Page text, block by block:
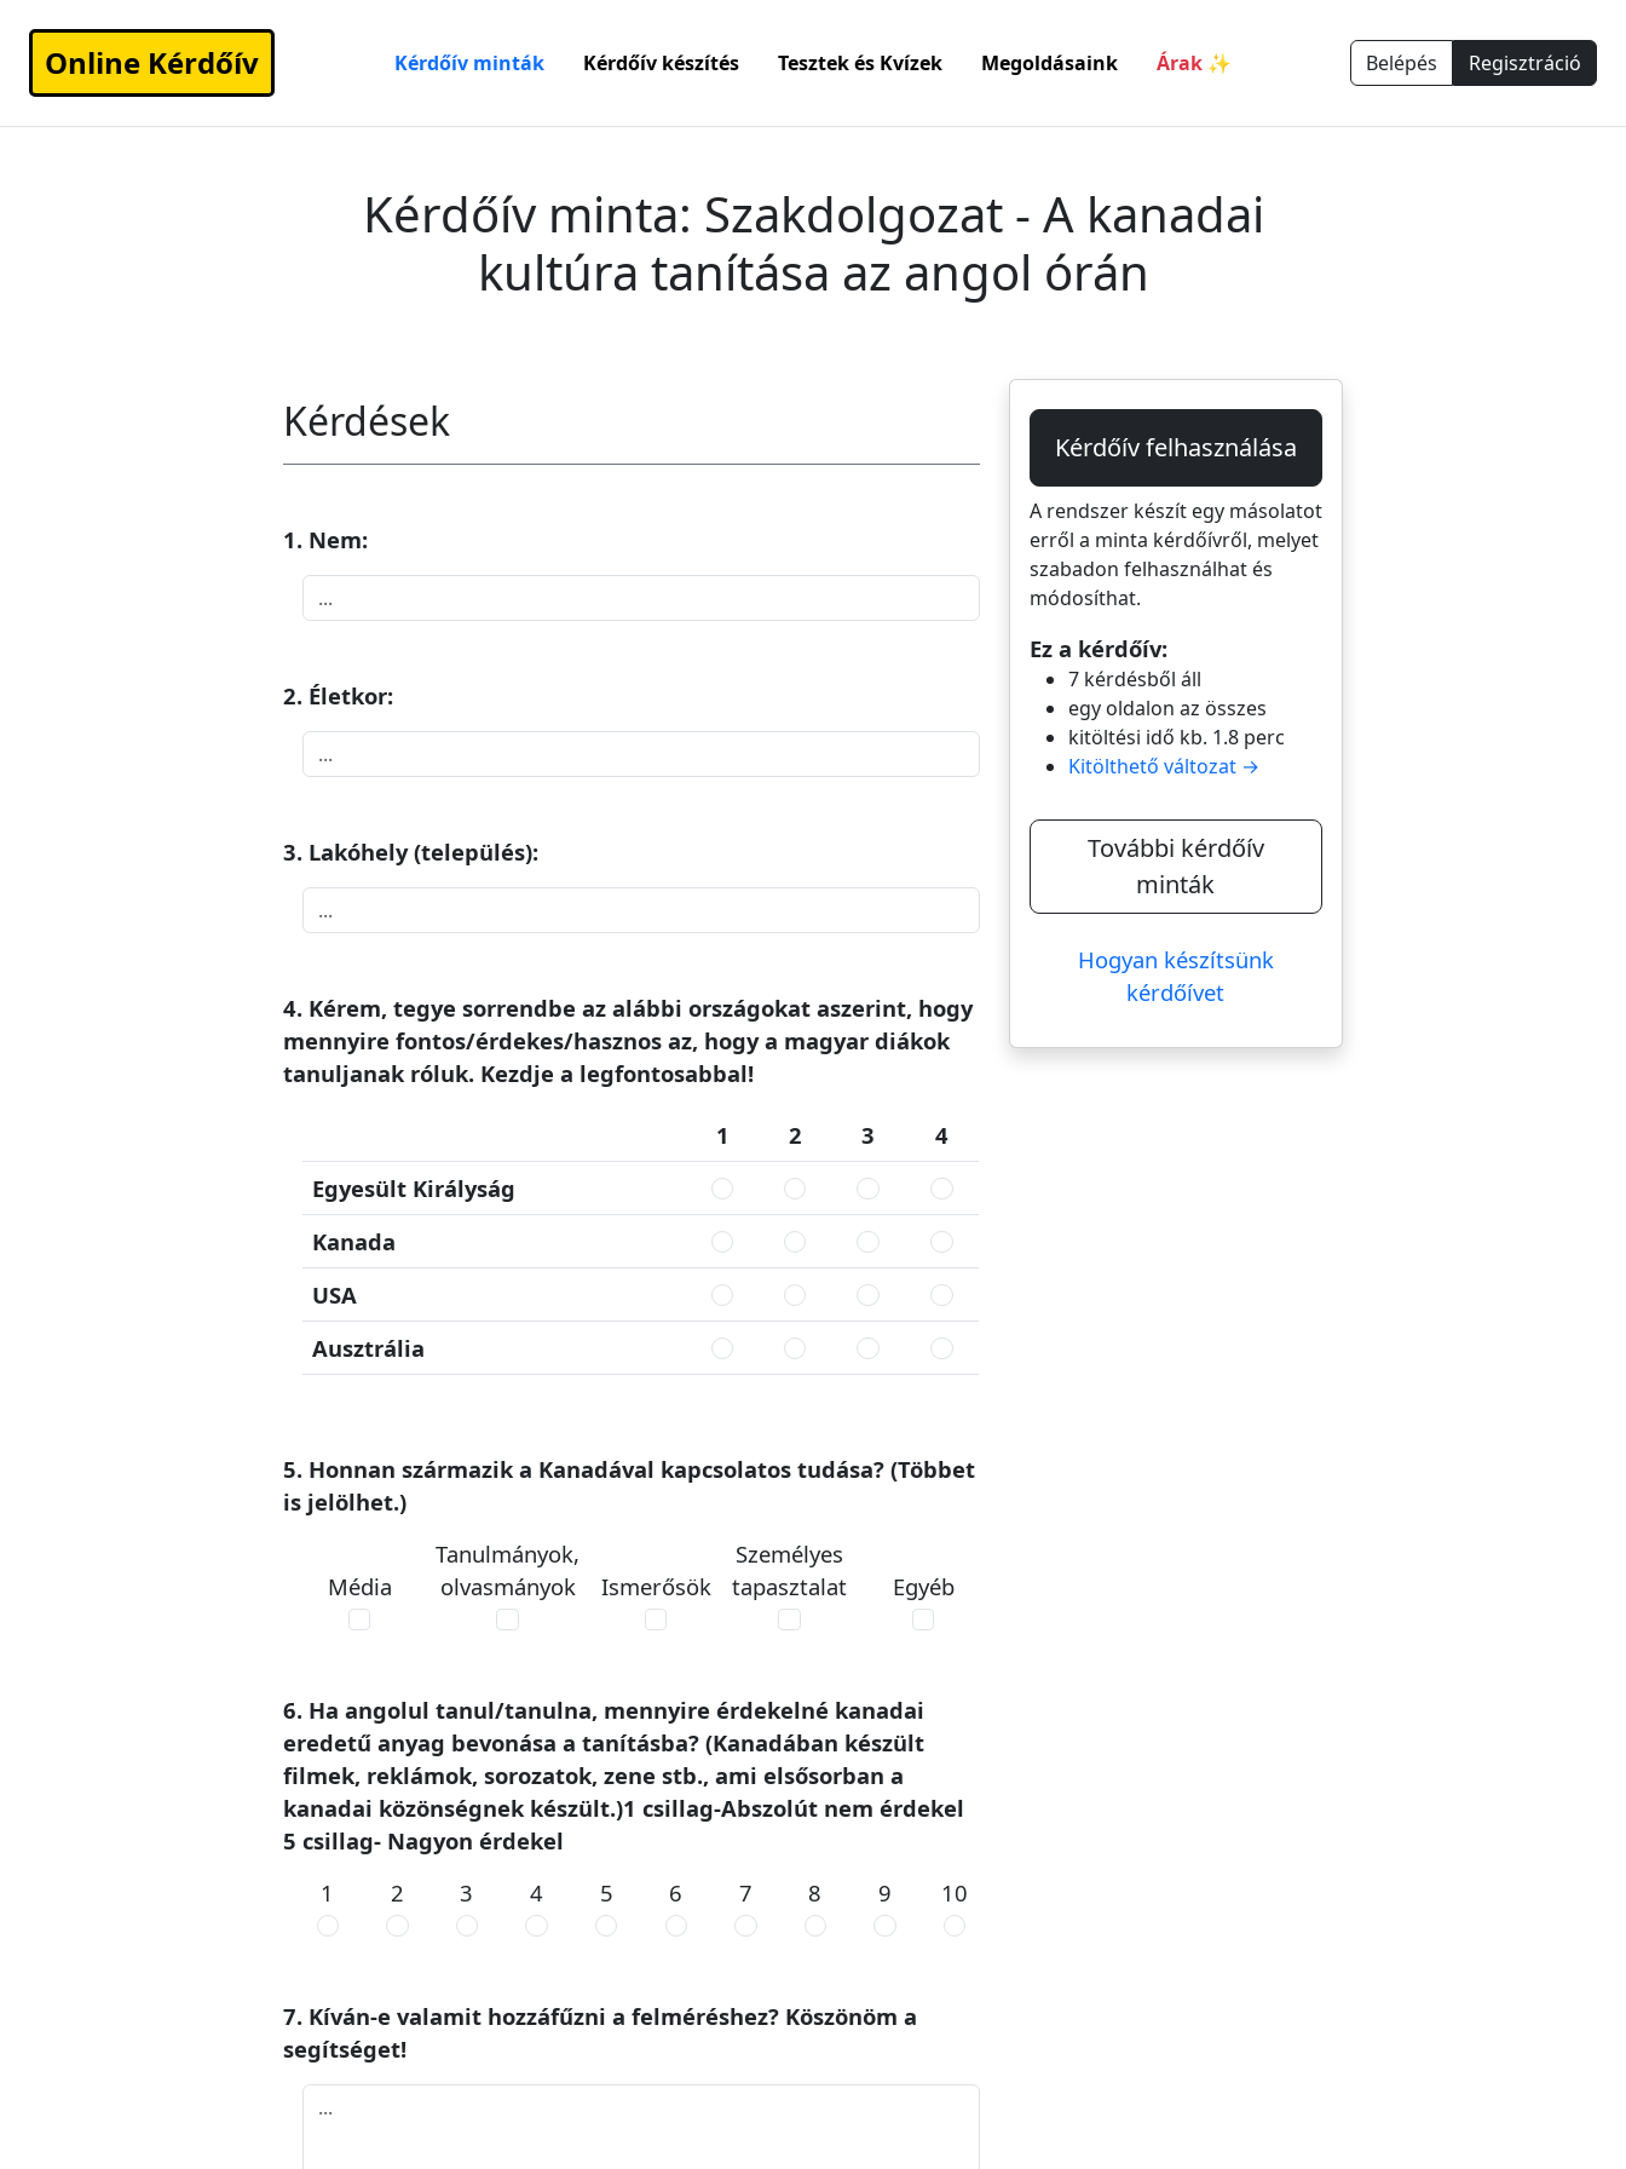
Online Kérdőív Kérdőív minták Kérdőív készítés Tesztek és Kvízek Megoldásaink Árak ✨ Belépés Regisztráció
Kérdőív minta: Szakdolgozat - A kanadai
kultúra tanítása az angol órán
Kérdések
1. Nem:
2. Életkor:
3. Lakóhely (település):
4. Kérem, tegye sorrendbe az alábbi országokat aszerint, hogy
mennyire fontos/érdekes/hasznos az, hogy a magyar diákok
tanuljanak róluk. Kezdje a legfontosabbal!
1 2 3
4
Egyesült Királyság
Kanada
USA
Ausztrália
5. Honnan származik a Kanadával kapcsolatos tudása? (Többet
is jelölhet.)
Média
Tanulmányok,
olvasmányok
Ismerősök
Személyes
tapasztalat
Egyéb
6. Ha angolul tanul/tanulna, mennyire érdekelné kanadai
eredetű anyag bevonása a tanításba? (Kanadában készült
filmek, reklámok, sorozatok, zene stb., ami elsősorban a
kanadai közönségnek készült.)1 csillag-Abszolút nem érdekel
5 csillag- Nagyon érdekel
1
2 3 4 5 6 7 8 9 10
7. Kíván-e valamit hozzáfűzni a felméréshez? Köszönöm a
segítséget!
Kérdőív felhasználása
A rendszer készít egy másolatot
erről a minta kérdőívről, melyet
szabadon felhasználhat és
módosíthat.
Ez a kérdőív:
7 kérdésből áll
egy oldalon az összes
kitöltési idő kb. 1.8 perc
Kitölthető változat →
További kérdőív
minták
Hogyan készítsünk
kérdőívet